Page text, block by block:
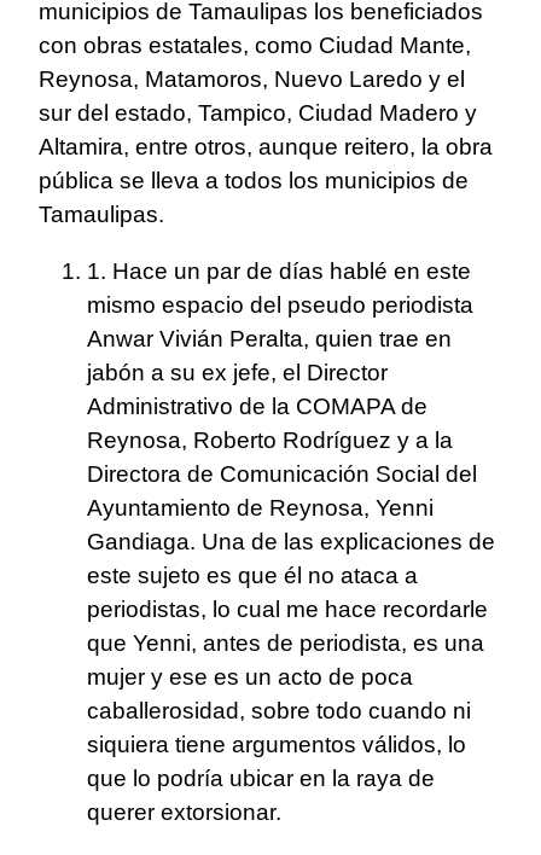
municipios de Tamaulipas los beneficiados
con obras estatales, como Ciudad Mante,
Reynosa, Matamoros, Nuevo Laredo y el
sur del estado, Tampico, Ciudad Madero y
Altamira, entre otros, aunque reitero, la obra
pública se lleva a todos los municipios de
Tamaulipas.
1. Hace un par de días hablé en este
mismo espacio del pseudo periodista
Anwar Vivián Peralta, quien trae en
jabón a su ex jefe, el Director
Administrativo de la COMAPA de
Reynosa, Roberto Rodríguez y a la
Directora de Comunicación Social del
Ayuntamiento de Reynosa, Yenni
Gandiaga. Una de las explicaciones de
este sujeto es que él no ataca a
periodistas, lo cual me hace recordarle
que Yenni, antes de periodista, es una
mujer y ese es un acto de poca
caballerosidad, sobre todo cuando ni
siquiera tiene argumentos válidos, lo
que lo podría ubicar en la raya de
querer extorsionar.